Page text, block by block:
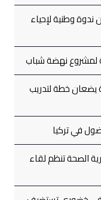
وطنية لإحياء
لمشروع نهضة شباب
يضعان خطة لتدريب
في تركيا
الصحة تنظم لقاء